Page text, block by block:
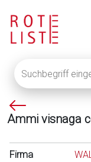
eingeben
oder
auf
die
klicken,
P
f
i
Ammi visnaga
Firma